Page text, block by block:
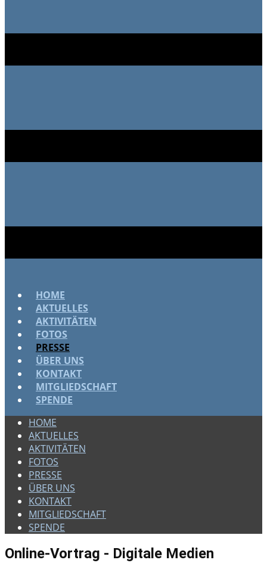
HOME
AKTUELLES
AKTIVITÄTEN
FOTOS
PRESSE
ÜBER UNS
KONTAKT
MITGLIEDSCHAFT
SPENDE
HOME
AKTUELLES
AKTIVITÄTEN
FOTOS
PRESSE
ÜBER UNS
KONTAKT
MITGLIEDSCHAFT
SPENDE
Online-Vortrag - Digitale Medien